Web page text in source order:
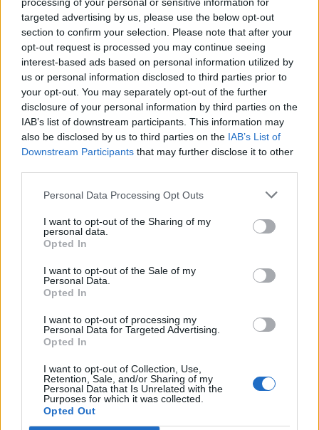
targeted advertising by us, please use the below opt-out
section to confirm your selection. Please note that after your
opt-out request is processed you may continue seeing
interest-based ads based on personal information utilized by
us or personal information disclosed to third parties prior to
your opt-out. You may separately opt-out of the further
disclosure of your personal information by third parties on the
IAB’s list of downstream participants. This information may
also be disclosed by us to third parties on the IAB’s List of
Downstream Participants that may further disclose it to other
Personal Data Processing Opt Outs
I want to opt-out of the Sharing of my
personal data.
Opted In
I want to opt-out of the Sale of my
Personal Data.
Opted In
I want to opt-out of processing my
Personal Data for Targeted Advertising.
Opted In
I want to opt-out of Collection, Use,
Retention, Sale, and/or Sharing of my
Personal Data that Is Unrelated with the
Purposes for which it was collected.
Opted Out
Ελένη Σαραντάκη
RELATED POSTS
Summer Mode ON! Η LG μετατρέπει κάθε
στιγμή σε απόλυτη gaming εμπειρία!